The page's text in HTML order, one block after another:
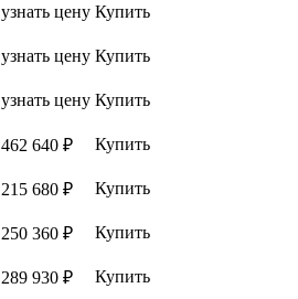
узнать цену Купить
узнать цену Купить
узнать цену Купить
462 640 ₽
Купить
215 680 ₽
Купить
250 360 ₽
Купить
289 930 ₽
Купить